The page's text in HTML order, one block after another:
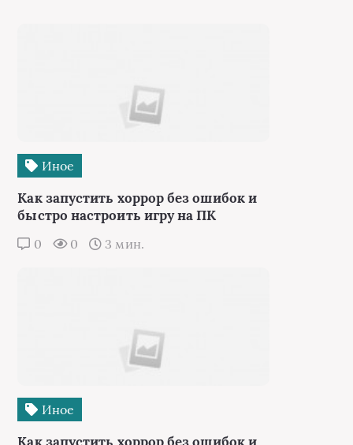
Иное
Как запустить хоррор без ошибок и
быстро настроить игру на ПК
0 0 3 мин.
Иное